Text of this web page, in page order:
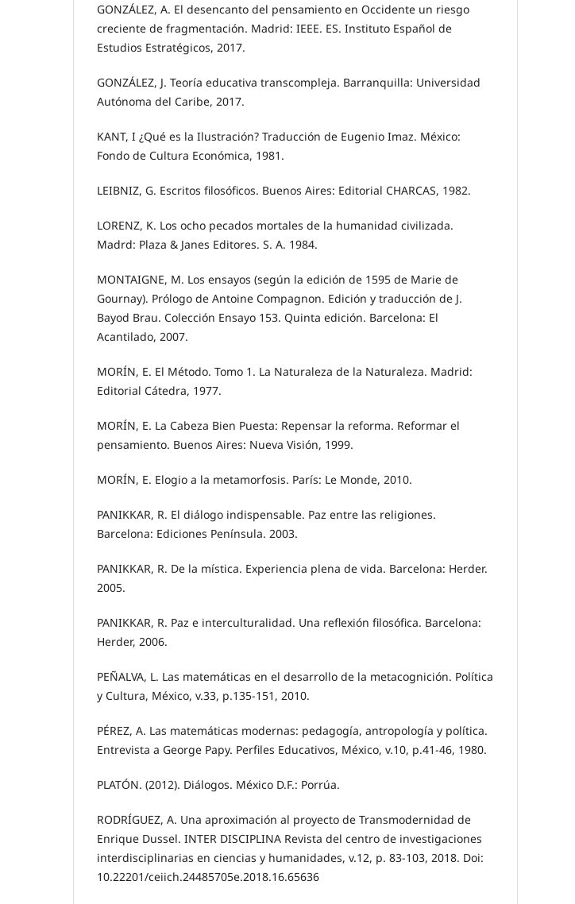
GONZÁLEZ, A. El desencanto del pensamiento en Occidente un riesgo
creciente de fragmentación. Madrid: IEEE. ES. Instituto Español de
Estudios Estratégicos, 2017.
GONZÁLEZ, J. Teoría educativa transcompleja. Barranquilla: Universidad
Autónoma del Caribe, 2017.
KANT, I ¿Qué es la Ilustración? Traducción de Eugenio Imaz. México:
Fondo de Cultura Económica, 1981.
LEIBNIZ, G. Escritos filosóficos. Buenos Aires: Editorial CHARCAS, 1982.
LORENZ, K. Los ocho pecados mortales de la humanidad civilizada.
Madrd: Plaza & Janes Editores. S. A. 1984.
MONTAIGNE, M. Los ensayos (según la edición de 1595 de Marie de
Gournay). Prólogo de Antoine Compagnon. Edición y traducción de J.
Bayod Brau. Colección Ensayo 153. Quinta edición. Barcelona: El
Acantilado, 2007.
MORÍN, E. El Método. Tomo 1. La Naturaleza de la Naturaleza. Madrid:
Editorial Cátedra, 1977.
MORÍN, E. La Cabeza Bien Puesta: Repensar la reforma. Reformar el
pensamiento. Buenos Aires: Nueva Visión, 1999.
MORÍN, E. Elogio a la metamorfosis. París: Le Monde, 2010.
PANIKKAR, R. El diálogo indispensable. Paz entre las religiones.
Barcelona: Ediciones Península. 2003.
PANIKKAR, R. De la mística. Experiencia plena de vida. Barcelona: Herder.
2005.
PANIKKAR, R. Paz e interculturalidad. Una reflexión filosófica. Barcelona:
Herder, 2006.
PEÑALVA, L. Las matemáticas en el desarrollo de la metacognición. Política
y Cultura, México, v.33, p.135-151, 2010.
PÉREZ, A. Las matemáticas modernas: pedagogía, antropología y política.
Entrevista a George Papy. Perfiles Educativos, México, v.10, p.41-46, 1980.
PLATÓN. (2012). Diálogos. México D.F.: Porrúa.
RODRÍGUEZ, A. Una aproximación al proyecto de Transmodernidad de
Enrique Dussel. INTER DISCIPLINA Revista del centro de investigaciones
interdisciplinarias en ciencias y humanidades, v.12, p. 83-103, 2018. Doi:
10.22201/ceiich.24485705e.2018.16.65636